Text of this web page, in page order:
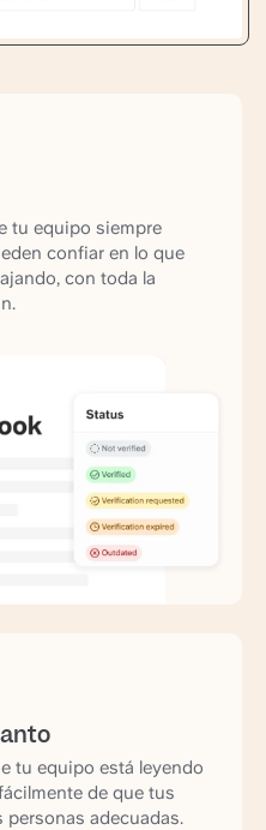
tu equipo siempre
confiar en lo que
con toda la
tu equipo está leyendo
de que tus
personas adecuadas.